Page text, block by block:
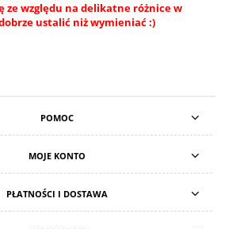
ze względu na delikatne różnice w
ustalić niż wymieniać :)
POMOC
MOJE KONTO
PŁATNOŚCI I DOSTAWA